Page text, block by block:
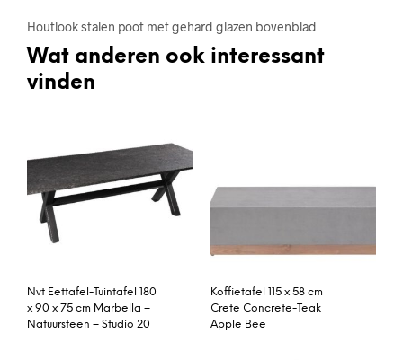
Houtlook stalen poot met gehard glazen bovenblad
Wat anderen ook interessant
vinden
Nvt Eettafel-Tuintafel 180
x 90 x 75 cm Marbella –
Natuursteen – Studio 20
Koffietafel 115 x 58 cm
Crete Concrete-Teak
Apple Bee